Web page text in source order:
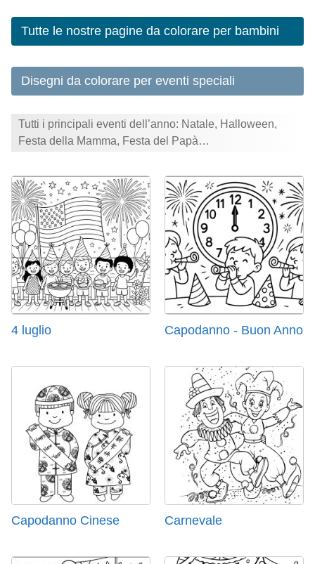
Tutte le nostre pagine da colorare per bambini
Disegni da colorare per eventi speciali
Tutti i principali eventi dell’anno: Natale, Halloween,
Festa della Mamma, Festa del Papà…
4 luglio Capodanno - Buon Anno
Capodanno Cinese Carnevale